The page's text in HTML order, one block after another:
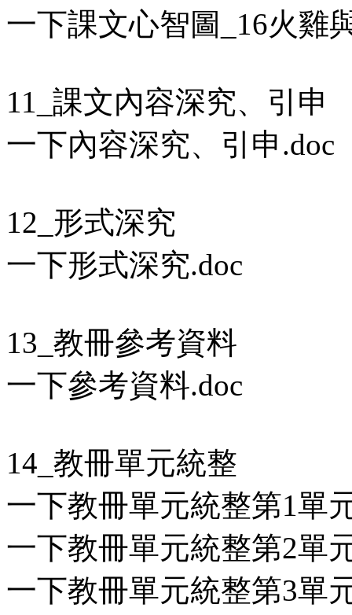
一下課文心智圖_16火雞
11_課文內容深究、引申
一下內容深究、引申.doc
12_形式深究
一下形式深究.doc
13_教冊參考資料
一下參考資料.doc
14_教冊單元統整
一下教冊單元統整第1單
一下教冊單元統整第2單
一下教冊單元統整第3單